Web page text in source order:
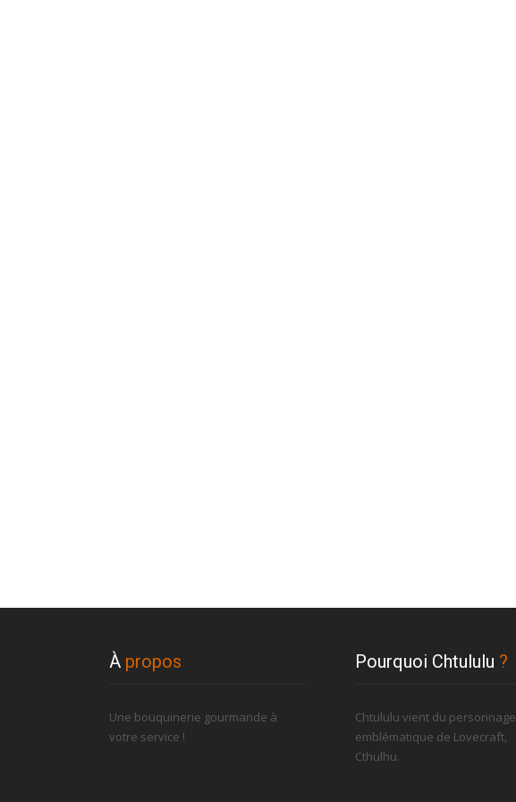
À propos
Une bouquinerie gourmande à
votre service !
Pourquoi Chtululu ?
Chtululu vient du personnage
emblématique de Lovecraft,
Cthulhu.